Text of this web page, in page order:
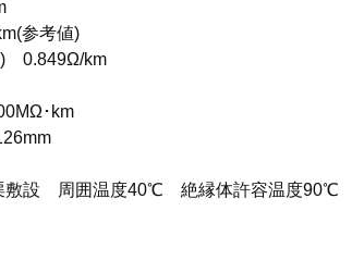
参考値)
0.849Ω/km
･km
敷設 周囲温度40℃ 絶縁体許容温度90℃